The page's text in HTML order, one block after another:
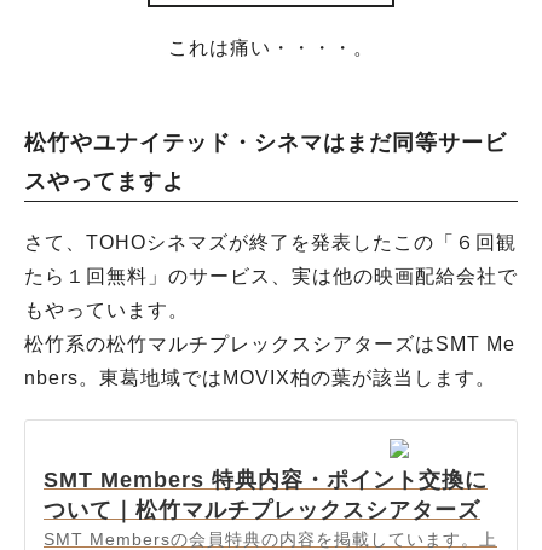
これは痛い・・・・。
松竹やユナイテッド・シネマはまだ同等サービ
スやってますよ
さて、TOHOシネマズが終了を発表したこの「６回観
たら１回無料」のサービス、実は他の映画配給会社で
もやっています。
松竹系の松竹マルチプレックスシアターズはSMT Me
nbers。東葛地域ではMOVIX柏の葉が該当します。
SMT Members 特典内容・ポイント交換に
ついて｜松竹マルチプレックスシアターズ
SMT Membersの会員特典の内容を掲載しています。上